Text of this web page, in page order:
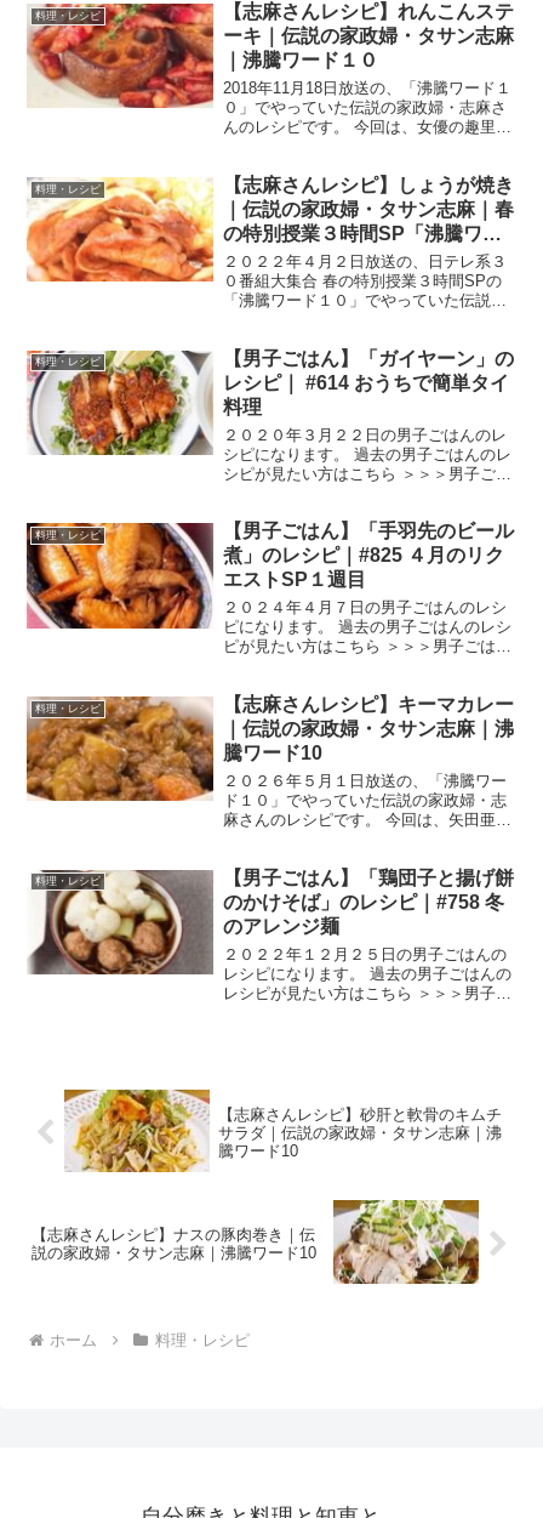
くれました。 では、早速作り方です。 里
芋とホタテのマカロ...
料理・レシピ
【志麻さんレシピ】れんこんステ
ーキ｜伝説の家政婦・タサン志麻
｜沸騰ワード１０
2018年11月18日放送の、「沸騰ワード１
０」でやっていた伝説の家政婦・志麻さ
んのレシピです。 今回は、女優の趣里さ
さんの満腹フルコース」をテーマに志麻
さんが料理を作...
料理・レシピ
【志麻さんレシピ】しょうが焼き
｜伝説の家政婦・タサン志麻｜春
の特別授業３時間SP「沸騰ワー
ド１０」
２０２２年４月２日放送の、日テレ系３
０番組大集合 春の特別授業３時間SPの
「沸騰ワード１０」でやっていた伝説の
ご飯」を作ってくれました！ では、早速
作り方です。 志麻...
料理・レシピ
【男子ごはん】「ガイヤーン」の
レシピ｜ #614 おうちで簡単タイ
料理
２０２０年３月２２日の男子ごはんのレ
シピになります。 過去の男子ごはんのレ
シピが見たい方はこちら ＞＞＞男子ごは
が誇る甘辛いタレに漬けた鶏肉を炭火焼
にした伝統料理で...
料理・レシピ
【男子ごはん】「手羽先のビール
煮」のレシピ｜#825 ４月のリク
エストSP１週目
２０２４年４月７日の男子ごはんのレシ
ピになります。 過去の男子ごはんのレシ
ピが見たい方はこちら ＞＞＞男子ごはん
んにく １片 ビール １缶（３５０cc）
しょう...
料理・レシピ
【志麻さんレシピ】キーマカレー
｜伝説の家政婦・タサン志麻｜沸
騰ワード10
２０２６年５月１日放送の、「沸騰ワー
ド１０」でやっていた伝説の家政婦・志
麻さんのレシピです。 今回は、矢田亜希
トコで買った食材で作る「GWパーティ
ーフルコース」です。 で...
料理・レシピ
【男子ごはん】「鶏団子と揚げ餅
のかけそば」のレシピ｜#758 冬
のアレンジ麺
２０２２年１２月２５日の男子ごはんの
レシピになります。 過去の男子ごはんの
レシピが見たい方はこちら ＞＞＞男子ご
【志麻さんレシピ】砂肝と軟骨のキムチ
サラダ｜伝説の家政婦・タサン志麻｜沸
騰ワード10
【志麻さんレシピ】ナスの豚肉巻き｜伝
説の家政婦・タサン志麻｜沸騰ワード10
ホーム 料理・レシピ